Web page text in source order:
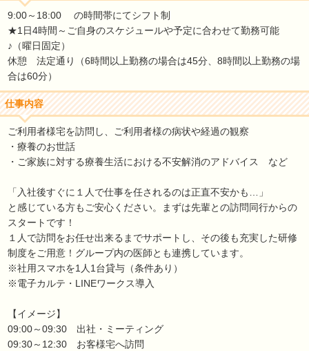
9:00～18:00 の時間帯にてシフト制
★1日4時間～ご自身のスケジュールや予定に合わせて勤務可能
♪（曜日固定）
休憩 法定通り（6時間以上勤務の場合は45分、8時間以上勤務の場
合は60分）
仕事内容
ご利用者様宅を訪問し、ご利用者様の病状や経過の観察
・療養のお世話
・ご家族に対する療養生活における不安解消のアドバイス など
「入社後すぐに１人で仕事を任されるのは正直不安かも…」
と感じている方もご安心ください。まずは先輩との訪問同行からの
スタートです！
１人で訪問をお任せ出来るまでサポートし、その後も充実した研修
制度をご用意！グループ内の医師とも連携しています。
※社用スマホを1人1台貸与（条件あり）
※電子カルテ・LINEワークス導入
【イメージ】
09:00～09:30 出社・ミーティング
09:30～12:30 お客様宅へ訪問